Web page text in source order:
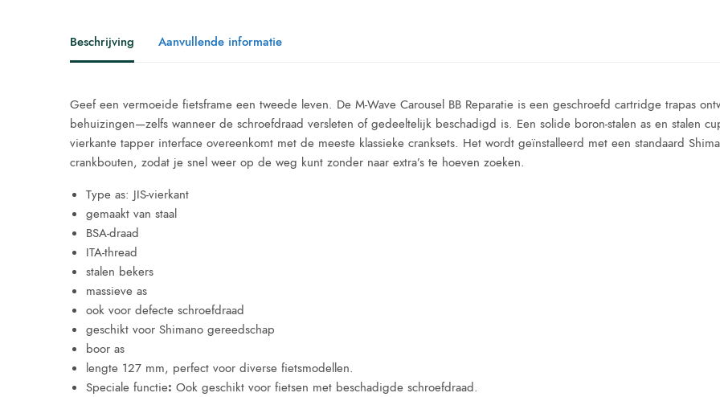
Beschrijving Aanvullende informatie
Geef een vermoeide fietsframe een tweede leven. De M-Wave Carousel BB Reparatie is een geschroefd cartridge trapas
behuizingen—zelfs wanneer de schroefdraad versleten of gedeeltelijk beschadigd is. Een solide boron-stalen as en stalen
vierkante tapper interface overeenkomt met de meeste klassieke cranksets. Het wordt geïnstalleerd met een standaard
crankbouten, zodat je snel weer op de weg kunt zonder naar extra’s te hoeven zoeken.
Type as: JIS-vierkant
gemaakt van staal
BSA-draad
ITA-thread
stalen bekers
massieve as
ook voor defecte schroefdraad
geschikt voor Shimano gereedschap
boor as
lengte 127 mm, perfect voor diverse fietsmodellen.
Speciale functie: Ook geschikt voor fietsen met beschadigde schroefdraad.